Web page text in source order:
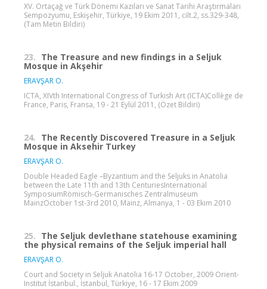
XV. Ortaçağ ve Türk Dönemi Kazıları ve Sanat Tarihi Araştırmaları
Sempozyumu, Eskişehir, Türkiye, 19 Ekim 2011, cilt.2, ss.329-348,
(Tam Metin Bildiri)
23. The Treasure and new findings in a Seljuk
Mosque in Akşehir
ERAVŞAR O.
ICTA, XIVth International Congress of Turkish Art (ICTA)Collège de
France, Paris, Fransa, 19 - 21 Eylül 2011, (Özet Bildiri)
24. The Recently Discovered Treasure in a Seljuk
Mosque in Aksehir Turkey
ERAVŞAR O.
Double Headed Eagle –Byzantium and the Seljuks in Anatolia
between the Late 11th and 13th CenturiesInternational
SymposiumRömisch-Germanisches Zentralmuseum
MainzOctober 1st-3rd 2010, Mainz, Almanya, 1 - 03 Ekim 2010
25. The Seljuk devlethane statehouse examining
the physical remains of the Seljuk imperial hall
ERAVŞAR O.
Court and Society in Seljuk Anatolia 16-17 October, 2009 Orient-
Institut İstanbul., İstanbul, Türkiye, 16 - 17 Ekim 2009